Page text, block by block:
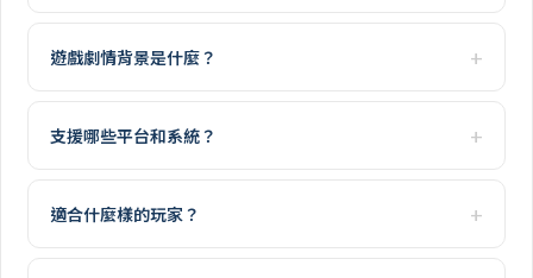
遊戲劇情背景是什麼？
支援哪些平台和系統？
適合什麼樣的玩家？